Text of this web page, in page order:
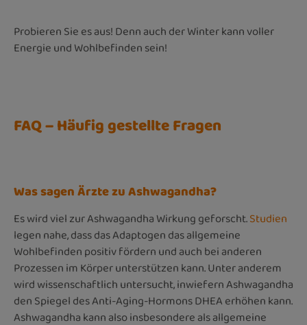
Probieren Sie es aus! Denn auch der Winter kann voller
Energie und Wohlbefinden sein!
FAQ – Häufig gestellte Fragen
Was sagen Ärzte zu Ashwagandha?
Es wird viel zur Ashwagandha Wirkung geforscht.Studien
legen nahe, dass das Adaptogen das allgemeine
Wohlbefinden positiv fördern und auch bei anderen
Prozessen im Körper unterstützen kann. Unter anderem
wird wissenschaftlich untersucht, inwiefern Ashwagandha
den Spiegel des Anti-Aging-Hormons DHEA erhöhen kann.
Ashwagandha kann also insbesondere als allgemeine